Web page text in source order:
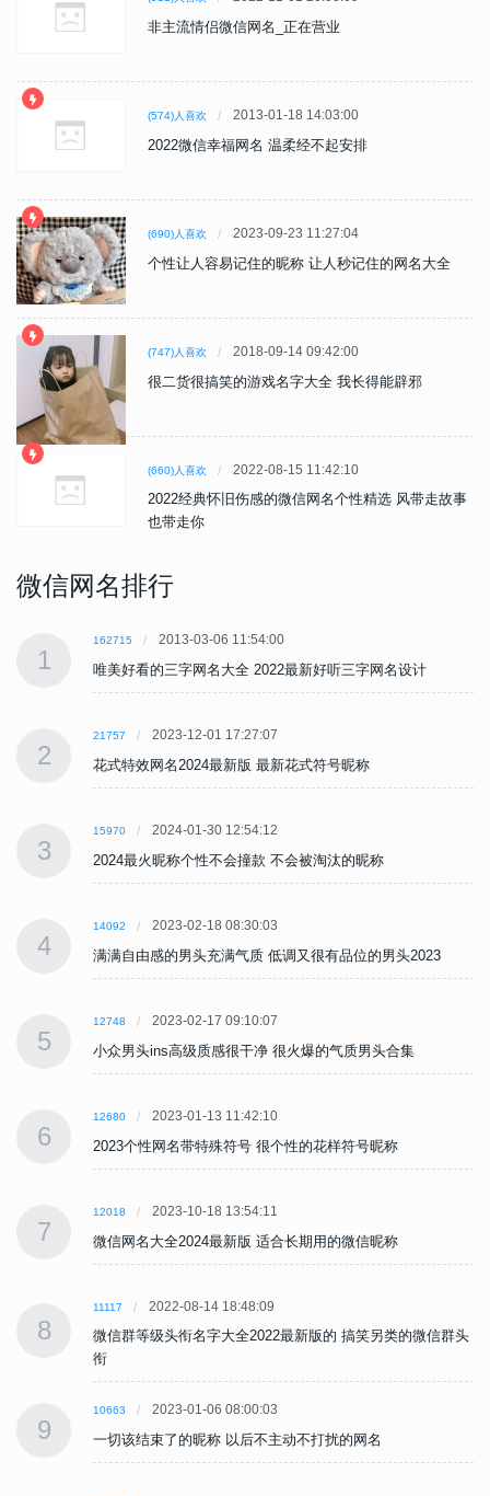
非主流情侣微信网名_正在营业
(574)人喜欢 2013-01-18 14:03:00
2022微信幸福网名 温柔经不起安排
(690)人喜欢 2023-09-23 11:27:04
个性让人容易记住的昵称 让人秒记住的网名大全
(747)人喜欢 2018-09-14 09:42:00
很二货很搞笑的游戏名字大全 我长得能辟邪
(660)人喜欢 2022-08-15 11:42:10
2022经典怀旧伤感的微信网名个性精选 风带走故事
也带走你
微信网名排行
1
162715 2013-03-06 11:54:00
唯美好看的三字网名大全 2022最新好听三字网名设计
2
21757 2023-12-01 17:27:07
花式特效网名2024最新版 最新花式符号昵称
3
15970 2024-01-30 12:54:12
2024最火昵称个性不会撞款 不会被淘汰的昵称
4
14092 2023-02-18 08:30:03
满满自由感的男头充满气质 低调又很有品位的男头2023
5
12748 2023-02-17 09:10:07
小众男头ins高级质感很干净 很火爆的气质男头合集
6
12680 2023-01-13 11:42:10
2023个性网名带特殊符号 很个性的花样符号昵称
7
12018 2023-10-18 13:54:11
微信网名大全2024最新版 适合长期用的微信昵称
8
11117 2022-08-14 18:48:09
微信群等级头衔名字大全2022最新版的 搞笑另类的微信群头
衔
9
10663 2023-01-06 08:00:03
一切该结束了的昵称 以后不主动不打扰的网名